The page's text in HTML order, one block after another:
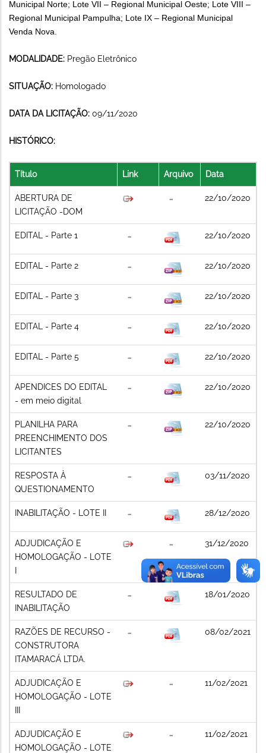
Municipal Norte; Lote VII – Regional Municipal Oeste; Lote VIII –
Regional Municipal Pampulha; Lote IX – Regional Municipal
Venda Nova.
MODALIDADE: Pregão Eletrônico
SITUAÇÃO: Homologado
DATA DA LICITAÇÃO: 09/11/2020
HISTÓRICO:
Título Link Arquivo Data
ABERTURA DE
LICITAÇÃO -DOM
22/10/2020
EDITAL - Parte 1 22/10/2020
EDITAL - Parte 2 22/10/2020
EDITAL - Parte 3 22/10/2020
EDITAL - Parte 4 22/10/2020
EDITAL - Parte 5 22/10/2020
APENDICES DO EDITAL
- em meio digital
22/10/2020
PLANILHA PARA
PREENCHIMENTO DOS
LICITANTES
22/10/2020
RESPOSTA À
QUESTIONAMENTO
03/11/2020
INABILITAÇÃO - LOTE II 28/12/2020
ADJUDICAÇÃO E
HOMOLOGAÇÃO - LOTE
31/12/2020
RESULTADO DE
INABILITAÇÃO
18/01/2020
RAZÕES DE RECURSO -
CONSTRUTORA
ITAMARACÁ LTDA.
08/02/2021
ADJUDICAÇÃO E
HOMOLOGAÇÃO - LOTE
11/02/2021
ADJUDICAÇÃO E
HOMOLOGAÇÃO - LOTE
11/02/2021